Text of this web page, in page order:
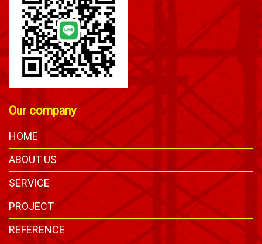
Our company
HOME
ABOUT US
SERVICE
PROJECT
REFERENCE